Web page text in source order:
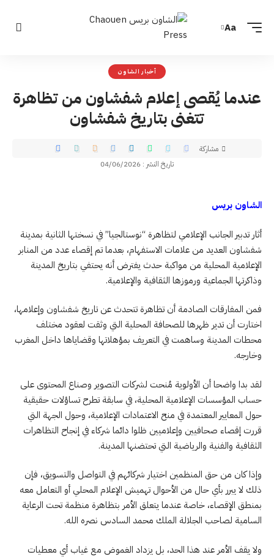
Aa
أخبار الشاون
عندما يُقصى إعلام شفشاون من تظاهرة
تتغنى بتاريخ شفشاون
تاريخ النشر : 04/06/2026
مشاركة
الشاون بريس
أثار تدبير الجانب الإعلامي لتظاهرة “نوستالجيا” في نسختها الثانية بمدينة
شفشاون العديد من علامات الاستفهام، بعدما تم إقصاء عدد من المنابر
الإعلامية المحلية من مواكبة حدث يفترض أنه يحتفي بتاريخ المدينة
وذاكرتها الجماعية ورموزها الثقافية والإعلامية.
فمن المفارقات الصادمة أن تظاهرة تتحدث عن تاريخ شفشاون وإعلامها،
اختارت أن تدير ظهرها للصحافة المحلية التي وثقت لعقود مختلف
محطات المدينة وساهمت في التعريف بمؤهلاتها وقضاياها داخل المغرب
وخارجه.
لقد بدا واضحا أن الأولوية مُنحت لشركات التصوير وصناع المحتوى على
حساب المؤسسات الإعلامية المحلية، في سابقة تطرح تساؤلات حقيقية
حول المعايير المعتمدة في منح الاعتمادات الإعلامية، وحول الجهة التي
قررت إقصاء صحافيين وإعلاميين ظلوا دائما شركاء في إنجاح التظاهرات
الثقافية والفنية والرياضية التي تحتضنها المدينة.
وإذا كان من حق المنظمين اختيار شركائهم في التواصل والتسويق، فإن
ذلك لا يبرر بأي حال من الأحوال تهميش الإعلام المحلي أو التعامل معه
بمنطق الإقصاء، خاصة عندما يتعلق الأمر بتظاهرة منظمة تحت الرعاية
السامية لصاحب الجلالة الملك محمد السادس نصره الله.
ولا يقف الأمر عند هذا الحد، بل يزداد الغموض مع غياب أي معطيات